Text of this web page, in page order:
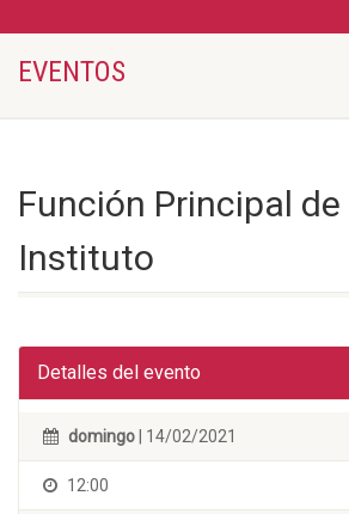
EVENTOS
Función Principal de
Instituto
Detalles del evento
domingo | 14/02/2021
12:00